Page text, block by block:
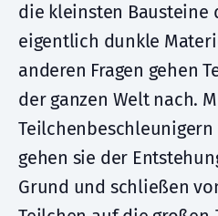
die kleinsten Bausteine
eigentlich dunkle
anderen Fragen gehen
der ganzen Welt nach.
Teilchenbeschleunigern
gehen sie der
Grund und schließen